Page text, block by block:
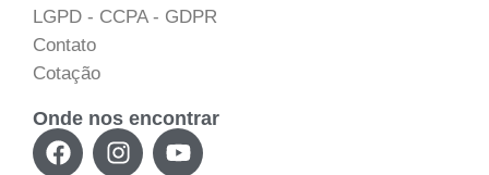
LGPD - CCPA - GDPR
Contato
Cotação
Onde nos encontrar